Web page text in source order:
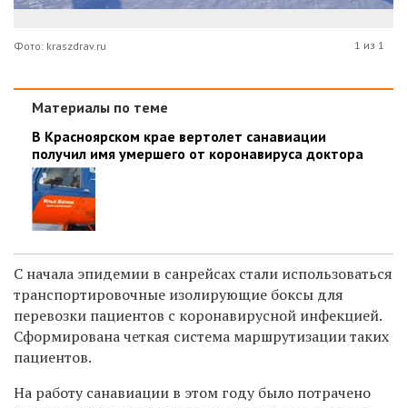
Фото: kraszdrav.ru 1 из 1
Материалы по теме
В Красноярском крае вертолет санавиации
получил имя умершего от коронавируса доктора
С начала эпидемии в санрейсах стали использоваться
транспортировочные изолирующие боксы для
перевозки пациентов с коронавирусной инфекцией.
Сформирована четкая система маршрутизации таких
пациентов.
На работу санавиации в этом году было потрачено